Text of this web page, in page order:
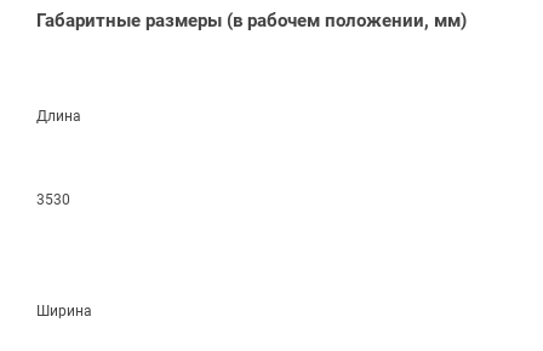
Габаритные размеры (в рабочем положении, мм)
Длина
3530
Ширина